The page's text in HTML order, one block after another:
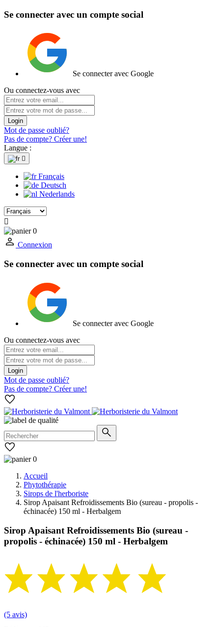
Se connecter avec un compte social
Se connecter avec Google
Ou connectez-vous avec
Login
Mot de passe oublié?
Pas de compte? Créer une!
Langue :

Français
Deutsch
Nederlands

0
Connexion
Se connecter avec un compte social
Se connecter avec Google
Ou connectez-vous avec
Login
Mot de passe oublié?
Pas de compte? Créer une!
0
Accueil
Phytothérapie
Sirops de l'herboriste
Sirop Apaisant Refroidissements Bio (sureau - propolis -
échinacée) 150 ml - Herbalgem
Sirop Apaisant Refroidissements Bio (sureau -
propolis - échinacée) 150 ml - Herbalgem
(5 avis)